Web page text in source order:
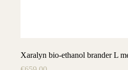
Xaralyn bio-ethanol brander L